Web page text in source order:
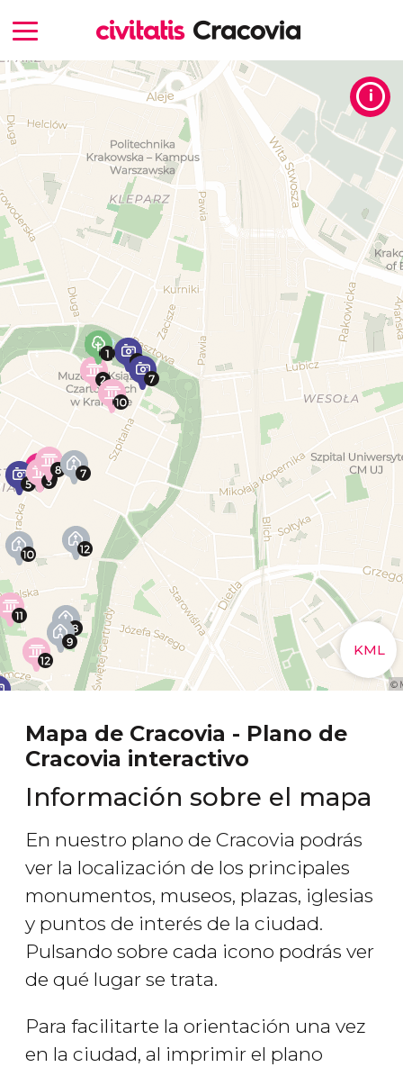
Mapa de Cracovia - Plano de
Cracovia interactivo
Información sobre el mapa
En nuestro plano de Cracovia podrás
ver la localización de los principales
monumentos, museos, plazas, iglesias
y puntos de interés de la ciudad.
Pulsando sobre cada icono podrás ver
de qué lugar se trata.
Para facilitarte la orientación una vez
en la ciudad, al imprimir el plano